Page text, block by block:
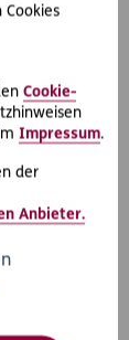
Cookie-
Impressum.
der
Anbieter.
inkludiert
D.A.S.
ist.
die Summe